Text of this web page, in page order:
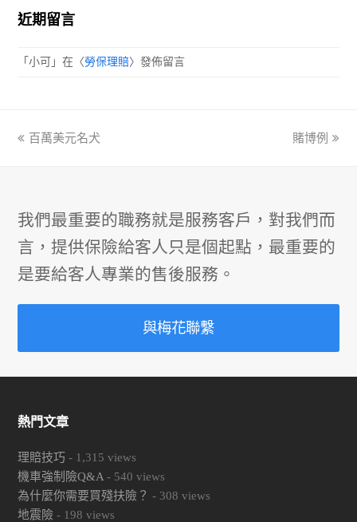
近期留言
「小可 」在〈勞保理賠〉發佈留言
previous
百萬美元名犬
next
賭博例
我們最重要的職務就是服務客戶，對我們而
言，提供保險給客人只是個起點，最重要的
是要給客人專業的售後服務。
與梅花聯繫
熱門文章
理賠技巧 - 1,315 views
機車強制險Q&A - 540 views
為什麼你需要買殘扶險？ - 308 views
地震險 - 198 views